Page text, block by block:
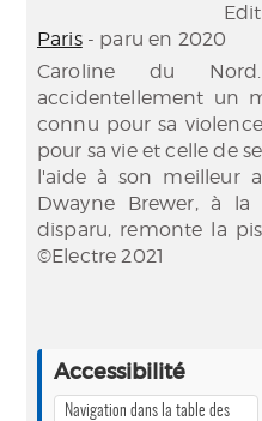
Paris- paru en 2020
Caroline du
accidentellement un
connu pour sa
pour sa vie et celle de
l'aide à son meilleur
Dwayne Brewer, à
disparu, remonte la
©Electre 2021
Accessibilité
Navigation dans la table des